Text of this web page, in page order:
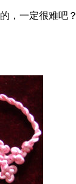
，一定很难吧？